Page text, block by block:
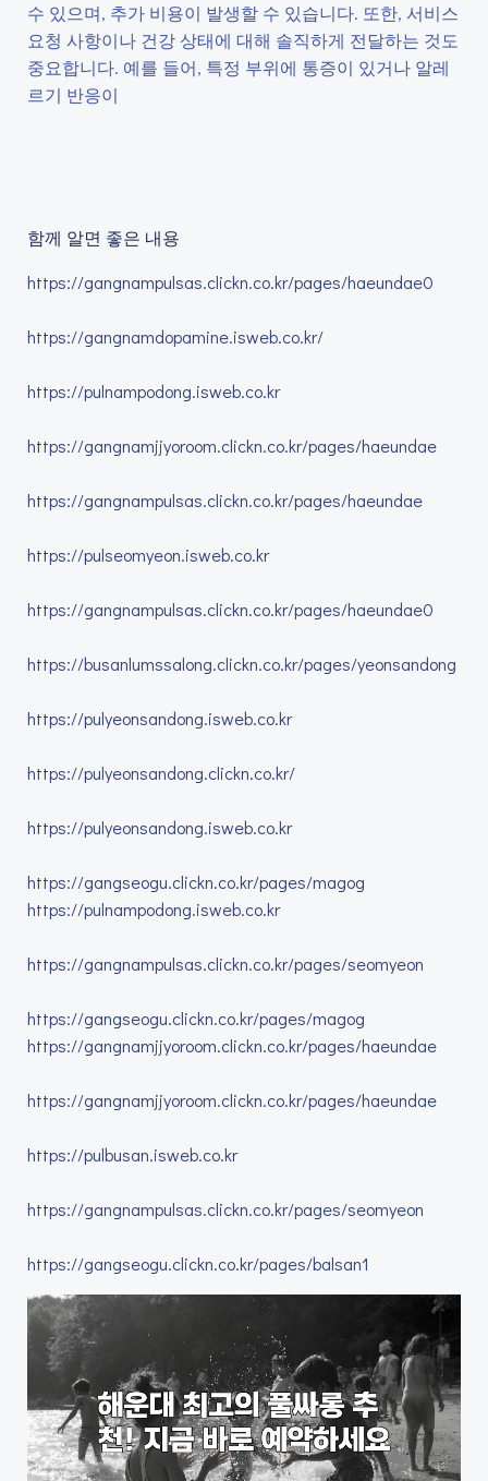
수 있으며, 추가 비용이 발생할 수 있습니다. 또한, 서비스
요청 사항이나 건강 상태에 대해 솔직하게 전달하는 것도
중요합니다. 예를 들어, 특정 부위에 통증이 있거나 알레
르기 반응이
함께 알면 좋은 내용
https://gangnampulsas.clickn.co.kr/pages/haeundae0
https://gangnamdopamine.isweb.co.kr/
https://pulnampodong.isweb.co.kr
https://gangnamjjyoroom.clickn.co.kr/pages/haeundae
https://gangnampulsas.clickn.co.kr/pages/haeundae
https://pulseomyeon.isweb.co.kr
https://gangnampulsas.clickn.co.kr/pages/haeundae0
https://busanlumssalong.clickn.co.kr/pages/yeonsandong
https://pulyeonsandong.isweb.co.kr
https://pulyeonsandong.clickn.co.kr/
https://pulyeonsandong.isweb.co.kr
https://gangseogu.clickn.co.kr/pages/magog
https://pulnampodong.isweb.co.kr
https://gangnampulsas.clickn.co.kr/pages/seomyeon
https://gangseogu.clickn.co.kr/pages/magog
https://gangnamjjyoroom.clickn.co.kr/pages/haeundae
https://gangnamjjyoroom.clickn.co.kr/pages/haeundae
https://pulbusan.isweb.co.kr
https://gangnampulsas.clickn.co.kr/pages/seomyeon
https://gangseogu.clickn.co.kr/pages/balsan1